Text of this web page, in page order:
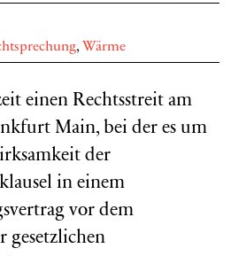
, Wärme
einen Rechtsstreit am
Main, bei der es um
der
in einem
vor dem
gesetzlichen